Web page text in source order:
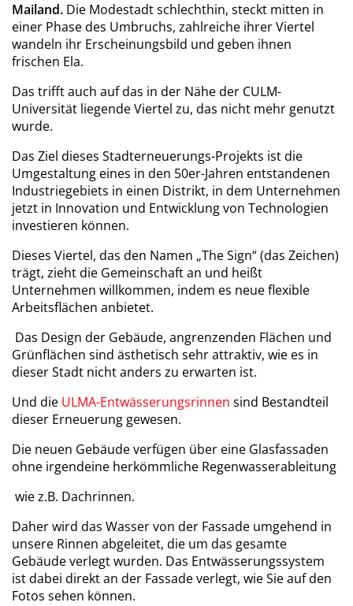
Mailand. Die Modestadt schlechthin, steckt mitten in
einer Phase des Umbruchs, zahlreiche ihrer Viertel
wandeln ihr Erscheinungsbild und geben ihnen
frischen Ela.
Das trifft auch auf das in der Nähe der CULM-
Universität liegende Viertel zu, das nicht mehr genutzt
wurde.
Das Ziel dieses Stadterneuerungs-Projekts ist die
Umgestaltung eines in den 50er-Jahren entstandenen
Industriegebiets in einen Distrikt, in dem Unternehmen
jetzt in Innovation und Entwicklung von Technologien
investieren können.
Dieses Viertel, das den Namen „The Sign“ (das Zeichen)
trägt, zieht die Gemeinschaft an und heißt
Unternehmen willkommen, indem es neue flexible
Arbeitsflächen anbietet.
Das Design der Gebäude, angrenzenden Flächen und
Grünflächen sind ästhetisch sehr attraktiv, wie es in
dieser Stadt nicht anders zu erwarten ist.
Und die ULMA-Entwässerungsrinnen sind Bestandteil
dieser Erneuerung gewesen.
Die neuen Gebäude verfügen über eine Glasfassaden
ohne irgendeine herkömmliche Regenwasserableitung
wie z.B. Dachrinnen.
Daher wird das Wasser von der Fassade umgehend in
unsere Rinnen abgeleitet, die um das gesamte
Gebäude verlegt wurden. Das Entwässerungssystem
ist dabei direkt an der Fassade verlegt, wie Sie auf den
Fotos sehen können.